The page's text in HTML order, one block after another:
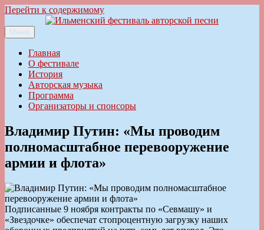
Перейти к содержимому
Ильменский фестиваль авторской песни
Меню
Главная
О фестивале
История
Авторская музыка
Программа
Организаторы и спонсоры
Владимир Путин: «Мы проводим
полномасштабное перевооружение
армии и флота»
Подписанные 9 ноября контракты по «Севмашу» и
«Звездочке» обеспечат стопроцентную загрузку наших